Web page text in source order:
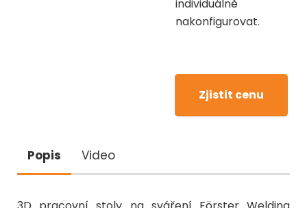
individuálně
nakonfigurovat.
Zjistit cenu
Popis Video